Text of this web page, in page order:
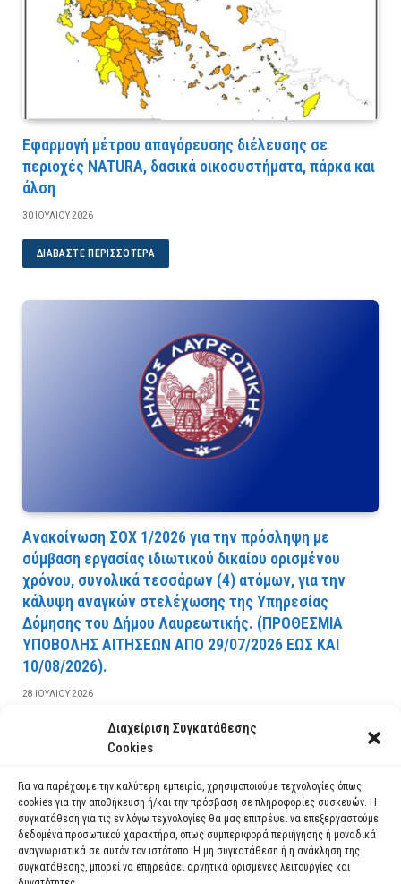
Διαχείριση Συγκατάθεσης
Cookies
Για να παρέχουμε την καλύτερη εμπειρία, χρησιμοποιούμε τεχνολογίες όπως
cookies για την αποθήκευση ή/και την πρόσβαση σε πληροφορίες συσκευών. Η
συγκατάθεση για τις εν λόγω τεχνολογίες θα μας επιτρέψει να επεξεργαστούμε
δεδομένα προσωπικού χαρακτήρα, όπως συμπεριφορά περιήγησης ή μοναδικά
αναγνωριστικά σε αυτόν τον ιστότοπο. Η μη συγκατάθεση ή η ανάκληση της
συγκατάθεσης, μπορεί να επηρεάσει αρνητικά ορισμένες λειτουργίες και
Εφαρμογή μέτρου απαγόρευσης διέλευσης σε
περιοχές NATURA, δασικά οικοσυστήματα, πάρκα και
άλση
30 ΙΟΥΛΊΟΥ 2026
ΔΙΑΒΆΣΤΕ ΠΕΡΙΣΣΌΤΕΡΑ
Ανακοίνωση ΣΟΧ 1/2026 για την πρόσληψη με
σύμβαση εργασίας ιδιωτικού δικαίου ορισμένου
χρόνου, συνολικά τεσσάρων (4) ατόμων, για την
κάλυψη αναγκών στελέχωσης της Υπηρεσίας
Δόμησης του Δήμου Λαυρεωτικής. (ΠPOΘEΣMIA
YΠOBOΛHΣ AITHΣEΩN AΠO 29/07/2026 EΩΣ KAI
10/08/2026).
28 ΙΟΥΛΊΟΥ 2026
ΔΙΑΒΆΣΤΕ ΠΕΡΙΣΣΌΤΕΡΑ